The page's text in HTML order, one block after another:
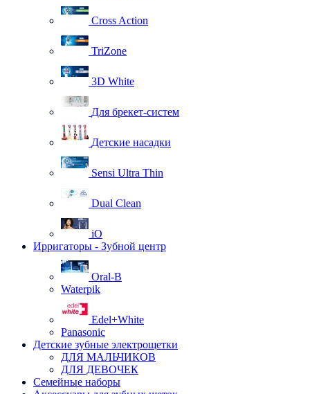
Cross Action
TriZone
3D White
Для брекет-систем
Детские насадки
Sensi Ultra Thin
Dual Clean
iO
Ирригаторы - Зубной центр
Oral-B
Waterpik
Edel+White
Panasonic
Детские зубные электрощетки
ДЛЯ МАЛЬЧИКОВ
ДЛЯ ДЕВОЧЕК
Семейные наборы